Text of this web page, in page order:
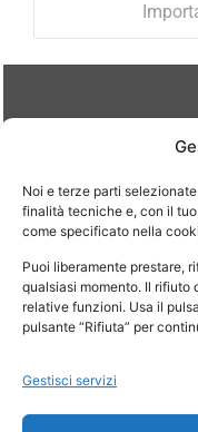
Noi e terze parti
finalità tecniche e, con il
come specificato nella
Puoi liberamente prestare,
qualsiasi momento. Il rifiuto
relative funzioni. Usa il
pulsante “Rifiuta” per
Gestisci servizi
Il mercoledì lo
Si